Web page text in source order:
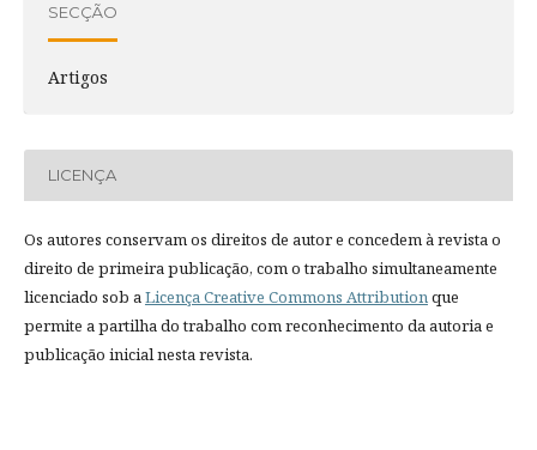
SECÇÃO
Artigos
LICENÇA
Os autores conservam os direitos de autor e concedem à revista o
direito de primeira publicação, com o trabalho simultaneamente
licenciado sob aLicença Creative Commons Attributionque
permite a partilha do trabalho com reconhecimento da autoria e
publicação inicial nesta revista.